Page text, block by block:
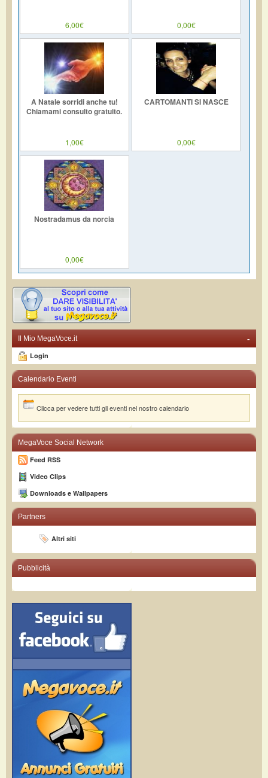
6,00€ 0,00€
A Natale sorridi anche tu!
Chiamami consulto gratuito.
1,00€
CARTOMANTI SI NASCE
0,00€
Nostradamus da norcia
0,00€
-
Il Mio MegaVoce.it
Login
Calendario Eventi
Clicca per vedere tutti gli eventi nel nostro calendario
MegaVoce Social Network
Feed RSS
Video Clips
Downloads e Wallpapers
Partners
Altri siti
Pubblicità